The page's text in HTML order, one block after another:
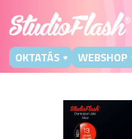
OKTATÁS WEBSHOP